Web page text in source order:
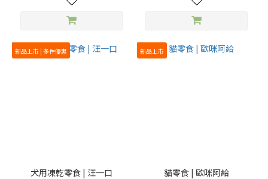
新品上市 | 多件優惠
犬用凍乾零食 | 汪一口
新品上市
貓零食 | 歐咪阿給